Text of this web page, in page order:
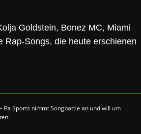
Goldstein, Bonez MC, Miami
Rap-Songs, die heute erschienen
Pa Sports nimmt Songbattle an und will um